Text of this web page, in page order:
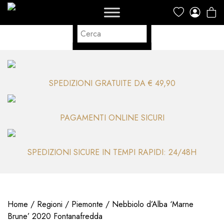
SPEDIZIONI GRATUITE DA € 49,90
PAGAMENTI ONLINE SICURI
SPEDIZIONI SICURE IN TEMPI RAPIDI: 24/48H
Home / Regioni / Piemonte / Nebbiolo d’Alba ‘Marne
Brune’ 2020 Fontanafredda